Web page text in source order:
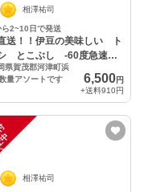
相澤祐司
ら2~10日で発送
送！！伊豆の美味しい ト
とこぶし -60度急速冷
県賀茂郡河津町浜
量アソートです
6,500円
+送料910円
相澤祐司